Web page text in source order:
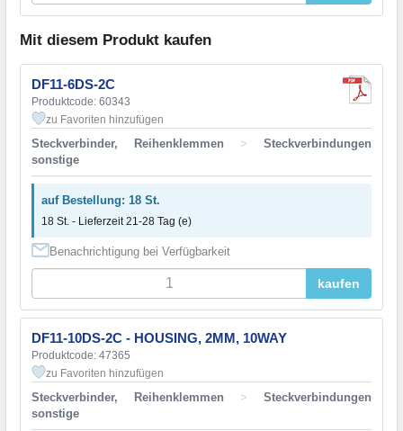
Mit diesem Produkt kaufen
DF11-6DS-2C
Produktcode: 60343
zu Favoriten hinzufügen
Steckverbinder, Reihenklemmen >
Steckverbindungen
sonstige
auf Bestellung: 18 St.
18 St. - Lieferzeit 21-28 Tag (e)
Benachrichtigung bei Verfügbarkeit
kaufen
DF11-10DS-2C - HOUSING, 2MM, 10WAY
Produktcode: 47365
zu Favoriten hinzufügen
Steckverbinder, Reihenklemmen >
Steckverbindungen
sonstige